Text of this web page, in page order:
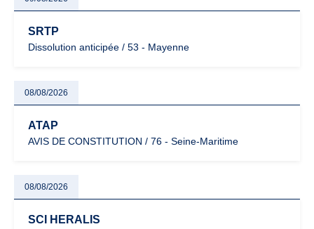
SRTP
Dissolution anticipée / 53 - Mayenne
08/08/2026
ATAP
AVIS DE CONSTITUTION / 76 - Seine-Maritime
08/08/2026
SCI HERALIS